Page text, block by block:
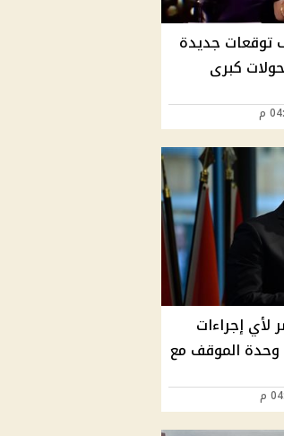
توقعات جديدة
كبرى
إجراءات
وحدة الموقف مع